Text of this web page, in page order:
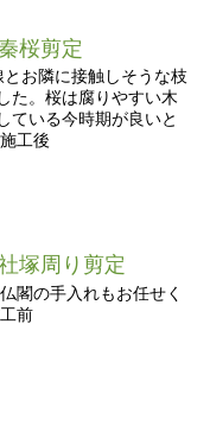
桜剪定
お隣に接触しそうな枝
た。桜は腐りやすい木
ている今時期が良いと
工後
塚周り剪定
閣の手入れもお任せく
前